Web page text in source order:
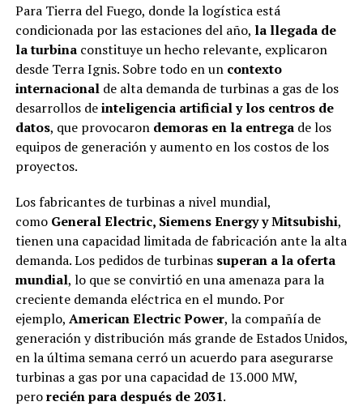
Para Tierra del Fuego, donde la logística está
condicionada por las estaciones del año, la llegada de
la turbinaconstituye un hecho relevante, explicaron
desde Terra Ignis. Sobre todo en un contexto
internacionalde alta demanda de turbinas a gas de los
desarrollos deinteligencia artificial y los centros de
datos, que provocaron demoras en la entregade los
equipos de generación y aumento en los costos de los
proyectos.
Los fabricantes de turbinas a nivel mundial,
como General Electric, Siemens Energy y Mitsubishi,
tienen una capacidad limitada de fabricación ante la alta
demanda. Los pedidos de turbinas superan a la oferta
mundial, lo que se convirtió en una amenaza para la
creciente demanda eléctrica en el mundo. Por
ejemplo, American Electric Power, la compañía de
generación y distribución más grande de Estados Unidos,
en la última semana cerró un acuerdo para asegurarse
turbinas a gas por una capacidad de 13.000 MW,
perorecién para después de 2031.